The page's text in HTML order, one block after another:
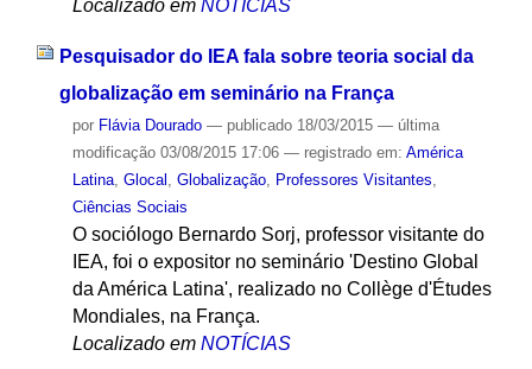
Localizado em NOTÍCIAS
Pesquisador do IEA fala sobre teoria social da
globalização em seminário na França
por Flávia Dourado — publicado18/03/2015 — última
modificação03/08/2015 17:06 — registrado em: América
Latina, Glocal , Globalização, Professores Visitantes,
Ciências Sociais
O sociólogo Bernardo Sorj, professor visitante do
IEA, foi o expositor no seminário 'Destino Global
da América Latina', realizado no Collège d'Études
Mondiales, na França.
Localizado em NOTÍCIAS